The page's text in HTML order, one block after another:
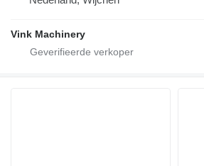
Vink Machinery